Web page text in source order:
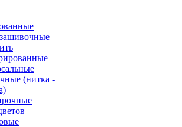
(нитка -